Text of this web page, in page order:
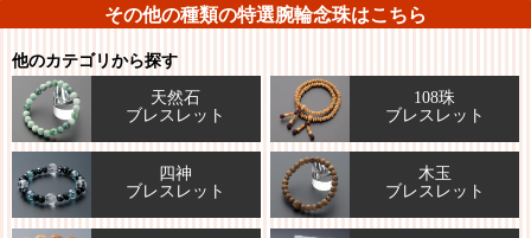
その他の種類の特選腕輪念珠はこちら
他のカテゴリから探す
天然石
ブレスレット
108珠
ブレスレット
四神
ブレスレット
木玉
ブレスレット